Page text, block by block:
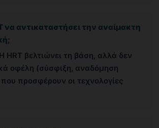
να αντικαταστήσει την αναίμακτη
ΗRT βελτιώνει τη βάση, αλλά δεν
οφέλη (σύσφιξη, αναδόμηση
προσφέρουν οι τεχνολογίες